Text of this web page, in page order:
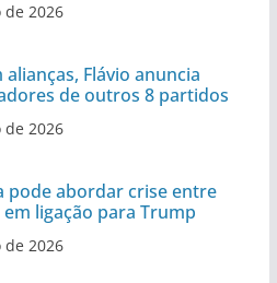
de 2026
Flávio anuncia
de outros 8 partidos
de 2026
pode abordar crise entre
em ligação para Trump
de 2026